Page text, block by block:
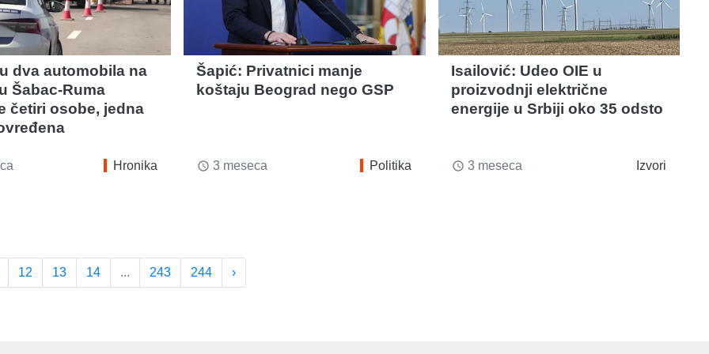
dva automobila na
Šabac-Ruma
četiri osobe, jedna
Hronika
Šapić: Privatnici manje
koštaju Beograd nego GSP
access_time 3 meseca Politika
Isailović: Udeo OIE u
proizvodnji električne
energije u Srbiji oko 35 odsto
access_time 3 meseca Izvori
12 13 14 ... 243 244 ›